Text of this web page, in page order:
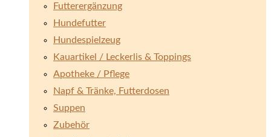
Futterergänzung
Hundefutter
Hundespielzeug
Kauartikel / Leckerlis & Toppings
Apotheke / Pflege
Napf & Tränke, Futterdosen
Suppen
Zubehör